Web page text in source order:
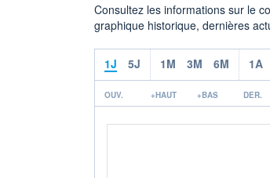
Consultez les informations sur le
graphique historique, dernières
1J 5J 1M 3M 6M 1A
OUV. +HAUT +BAS DER.